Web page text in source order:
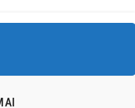
τη βέλτιστη εμπειρία